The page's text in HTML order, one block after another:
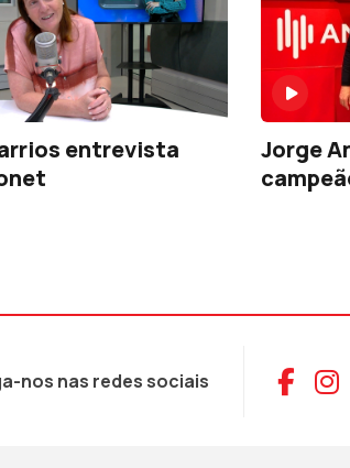
entrevista
Jorge
nos nas redes sociais